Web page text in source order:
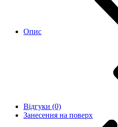
Опис
Відгуки (0)
Занесення на поверх